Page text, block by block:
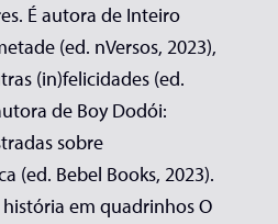
É autora de Inteiro
(ed. nVersos, 2023),
(in)felicidades (ed.
de Boy Dodói:
sobre
(ed. Bebel Books, 2023).
história em quadrinhos O